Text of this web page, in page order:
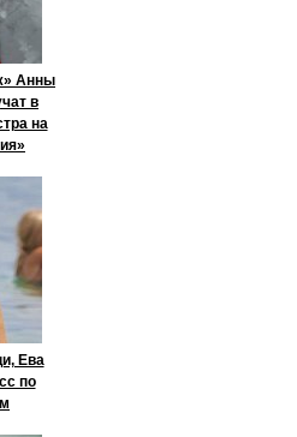
Анны
в
на
Ева
по